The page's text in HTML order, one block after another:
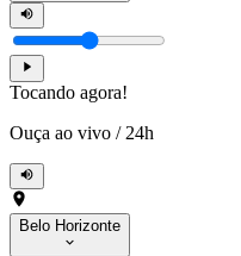
Tocando agora!
Ouça ao vivo / 24h
Belo Horizonte